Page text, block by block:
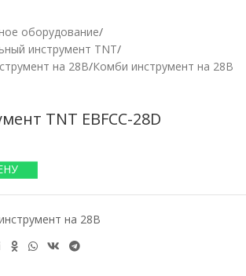
оборудование/
инструмент TNT/
на 28В/Комби инструмент на 28В
TNT EBFCC-28D
на 28В